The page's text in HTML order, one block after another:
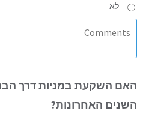
לא
האם
השנים האחרונות?